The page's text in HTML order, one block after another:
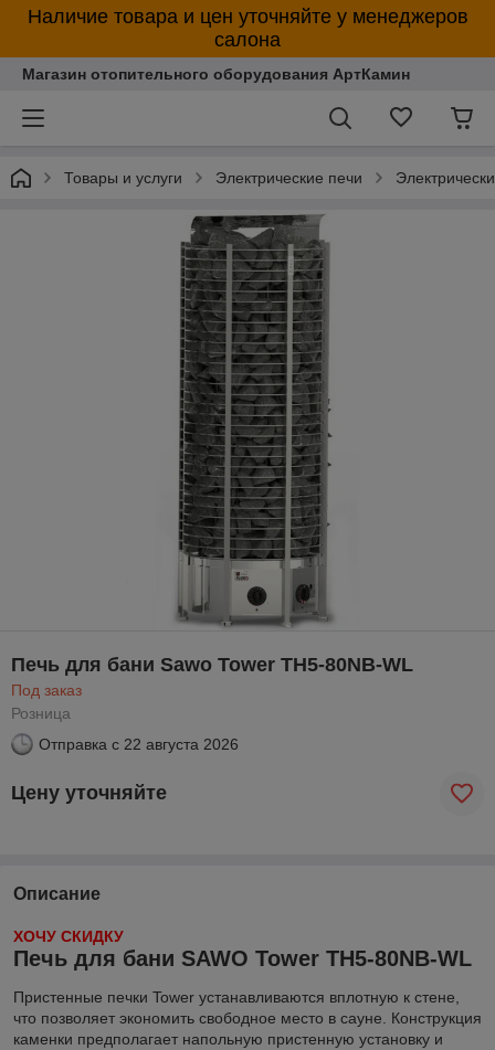
Наличие товара и цен уточняйте у менеджеров
салона
Магазин отопительного оборудования АртКамин
Товары и услуги Электрические печи
Печь для бани Sawo Tower TH5-80NB-WL
Под заказ
Розница
Отправка с 22 августа 2026
Цену уточняйте
Описание
ХОЧУ СКИДКУ
Печь для бани SAWO Tower TH5-80NB-WL
Пристенные печки Tower устанавливаются вплотную к стене,
что позволяет экономить свободное место в сауне. Конструкция
каменки предполагает напольную пристенную установку и